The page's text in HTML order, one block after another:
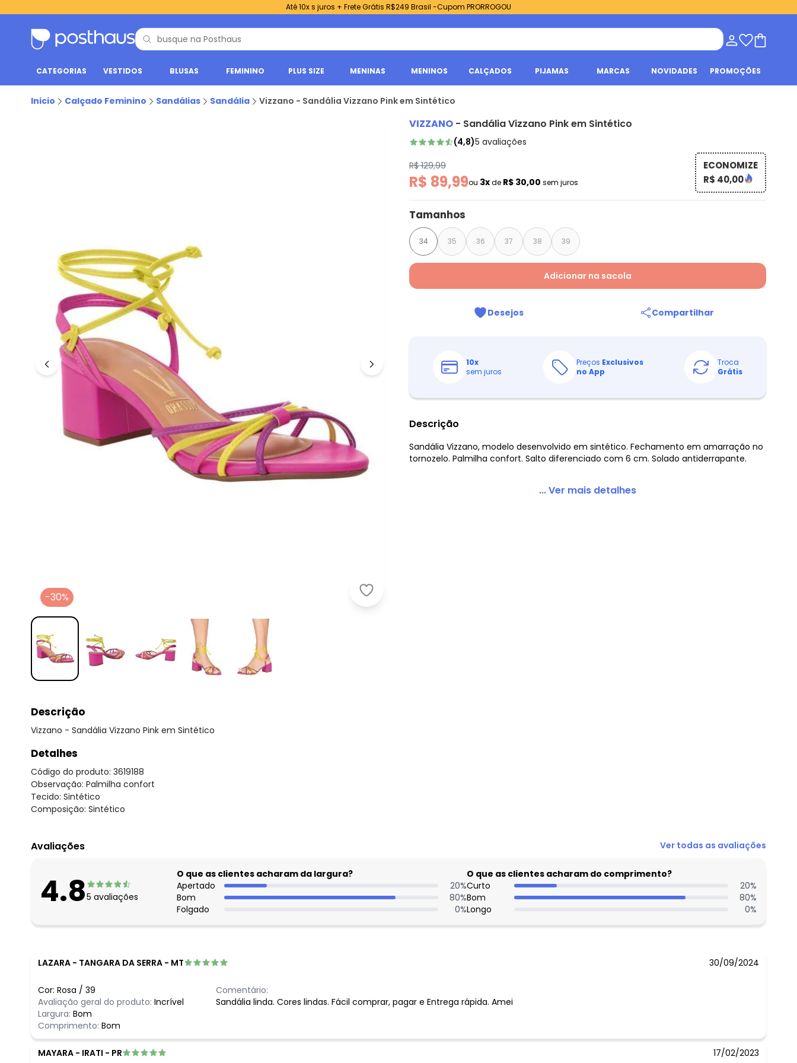
Até 10x s juros + Frete Grátis R$249 Brasil -Cupom PRORROGOU
CATEGORIAS VESTIDOS BLUSAS FEMININO PLUS SIZE MENINAS MENINOS CALÇADOS PIJAMAS MARCAS NOVIDADES PROMOÇÕES
Inicio Calçado Feminino Sandálias Sandália Vizzano - Sandália Vizzano Pink em Sintético
Vizzano - Sandália Vizzano Pink em Sintético
-30%
VIZZANO - Sandália Vizzano Pink em Sintético
(4,8)5 avaliações
R$ 129,99
R$ 89,99ou 3xde R$ 30,00 sem juros
ECONOMIZE
R$ 40,00
Tamanhos
34 35 36 37 38 39
Adicionar na sacola
Desejos Compartilhar
10x
sem juros
Preços Exclusivos
no App
Troca
Grátis
Descrição
Sandália Vizzano, modelo desenvolvido em sintético. Fechamento em amarração no
tornozelo. Palmilha confort. Salto diferenciado com 6 cm. Solado antiderrapante.
... Ver mais detalhes
Descrição
Vizzano - Sandália Vizzano Pink em Sintético
Detalhes
Código do produto: 3619188
Observação: Palmilha confort
Tecido: Sintético
Composição: Sintético
Avaliações Ver todas as avaliações
4.85 avaliações
O que as clientes acharam da largura?
Apertado
20%
Bom
80%
Folgado
0%
O que as clientes acharam do comprimento?
Curto
20%
Bom
80%
Longo
0%
LAZARA - TANGARA DA SERRA - MT 30/09/2024
Cor: Rosa / 39
Avaliação geral do produto: Incrível
Largura: Bom
Comprimento: Bom
Comentário:
Sandália linda. Cores lindas. Fácil comprar, pagar e Entrega rápida. Amei
MAYARA - IRATI - PR 17/02/2023